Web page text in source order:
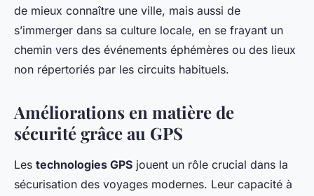
de mieux connaître une ville, mais aussi de
s’immerger dans sa culture locale, en se frayant un
chemin vers des événements éphémères ou des lieux
non répertoriés par les circuits habituels.
Améliorations en matière de
sécurité grâce au GPS
Les technologies GPS jouent un rôle crucial dans la
sécurisation des voyages modernes. Leur capacité à